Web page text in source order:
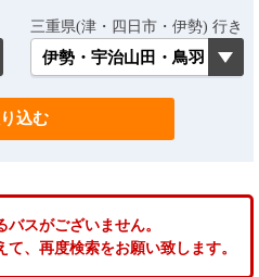
三重県(津・四日市・伊勢) 行き
スがございません。
、再度検索をお願い致します。